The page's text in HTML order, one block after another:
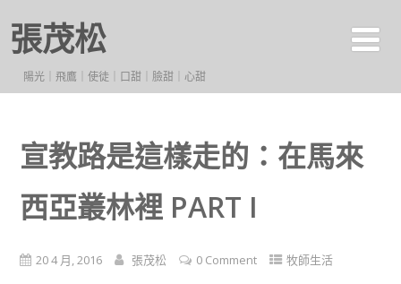
張茂松
陽光｜飛鷹｜使徒｜口甜｜臉甜｜心甜
宣教路是這樣走的：在馬來
西亞叢林裡 PART I
20 4 月, 2016 張茂松 0 Comment 牧師生活